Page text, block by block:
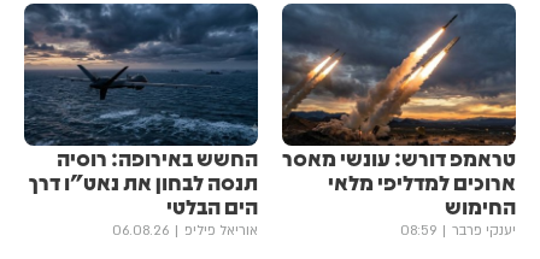
טראמפ דורש: עונשי מאסר
ארוכים למדליפי מלאי
החימוש
יענקי פרבר 08:59
החשש באירופה: רוסיה
תנסה לבחון את נאט"ו דרך
הים הבלטי
אוריאל פיליפ 06.08.26